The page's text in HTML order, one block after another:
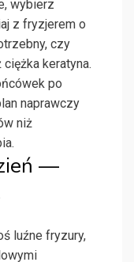
wybierz
z fryzjerem o
czy
keratyna.
po
naprawczy
niż
—
luźne fryzury,